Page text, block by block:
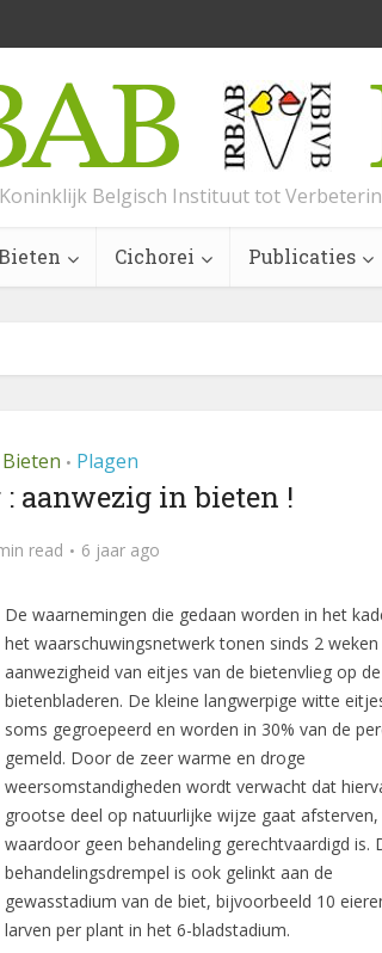
Koninklijk Belgisch Instituut tot
Cichorei Publicaties
Bieten • Plagen
aanwezig in bieten !
read 6 jaar ago
De waarnemingen die gedaan worden in het
het waarschuwingsnetwerk tonen sinds 2 weken
aanwezigheid van eitjes van de bietenvlieg op de
bietenbladeren. De kleine langwerpige witte
soms gegroepeerd en worden in 30% van de
gemeld. Door de zeer warme en droge
weersomstandigheden wordt verwacht dat
grootse deel op natuurlijke wijze gaat afsterven,
waardoor geen behandeling gerechtvaardigd is.
behandelingsdrempel is ook gelinkt aan de
gewasstadium van de biet, bijvoorbeeld 10
larven per plant in het 6-bladstadium.